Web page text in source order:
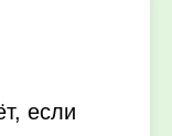
если